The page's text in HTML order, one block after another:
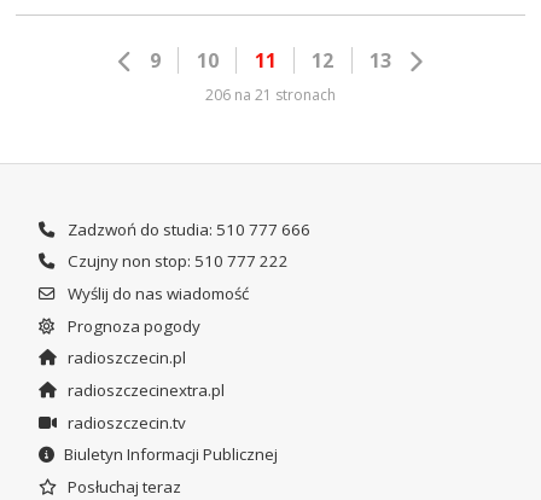
9 10 11 12 13
206 na 21 stronach
Zadzwoń do studia: 510 777 666
Czujny non stop: 510 777 222
Wyślij do nas wiadomość
Prognoza pogody
radioszczecin.pl
radioszczecinextra.pl
radioszczecin.tv
Biuletyn Informacji Publicznej
Posłuchaj teraz